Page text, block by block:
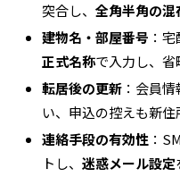
突合し、全角半角の混
建物名・部屋番号 ：
正式名称で入力し、省
転居後の更新 ：会員
い、申込の控えも新住
連絡手段の有効性 ：
トし、迷惑メール設定